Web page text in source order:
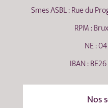
Smes ASBL : Rue du
RPM :
NE :
IBAN :
Nos